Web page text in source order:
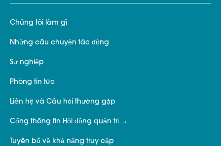
Chúng tôi làm gì
Những câu chuyện tác động
Sự nghiệp
Phòng tin tức
Liên hệ và Câu hỏi thường gặp
Cổng thông tin Hội đồng quản trị
Tuyên bố về khả năng truy cập